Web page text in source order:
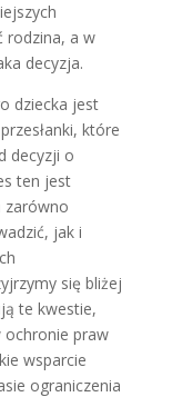
rodzina, a w
decyzja.
dziecka jest
które
decyzji o
ten jest
zarówno
jak i
się bliżej
te kwestie,
ochronie praw
wsparcie
ograniczenia